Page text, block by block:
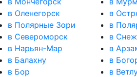
в Оленегорск
в
в Полярные Зори
в
в Североморск
в
в Нарьян-Мар
в
в Балахну
в
в Бор
в